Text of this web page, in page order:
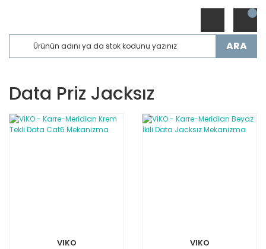
ARA
Data Priz Jacksız
VIKO
VIKO